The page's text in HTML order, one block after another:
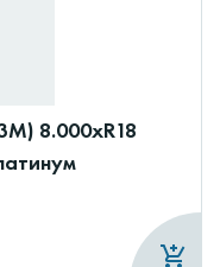
8.000xR18